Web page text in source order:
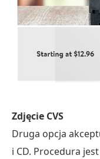
Zdjęcie CVS
Druga opcja
i CD. Procedura